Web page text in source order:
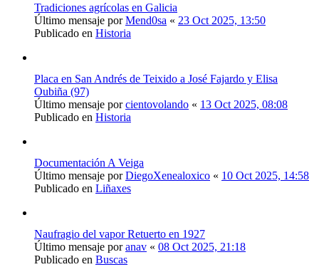
Tradiciones agrícolas en Galicia
Último mensaje porMend0sa « 23 Oct 2025, 13:50
Publicado en Historia
Placa en San Andrés de Teixido a José Fajardo y Elisa
Oubiña (97)
Último mensaje porcientovolando « 13 Oct 2025, 08:08
Publicado en Historia
Documentación A Veiga
Último mensaje porDiegoXenealoxico « 10 Oct 2025, 14:58
Publicado en Liñaxes
Naufragio del vapor Retuerto en 1927
Último mensaje poranav « 08 Oct 2025, 21:18
Publicado en Buscas